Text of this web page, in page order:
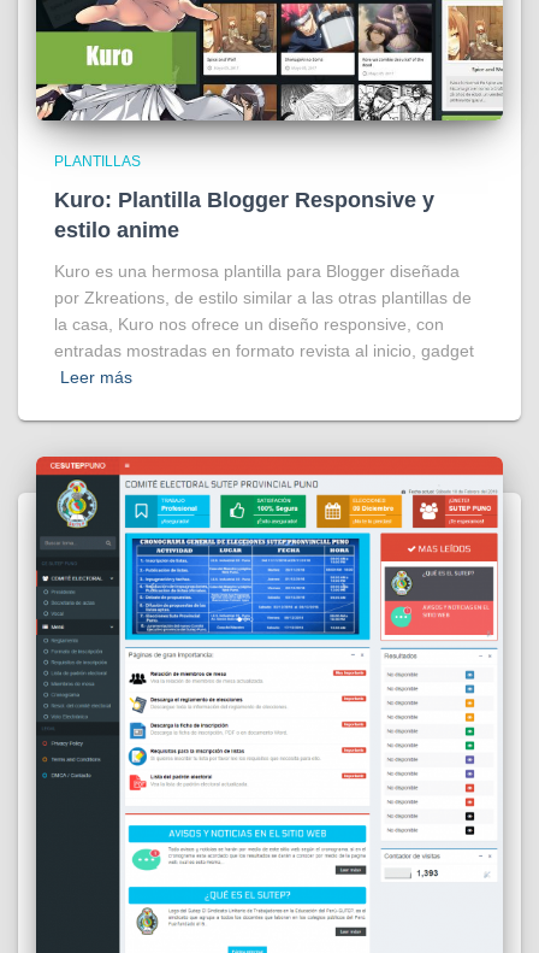
PLANTILLAS
Kuro: Plantilla Blogger Responsive y
estilo anime
Kuro es una hermosa plantilla para Blogger diseñada
por Zkreations, de estilo similar a las otras plantillas de
la casa, Kuro nos ofrece un diseño responsive, con
entradas mostradas en formato revista al inicio, gadget
Leer más